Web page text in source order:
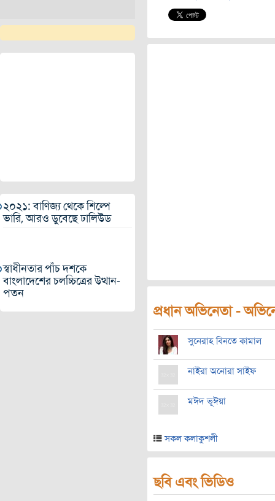
২০২১: বাণিজ্য থেকে শিল্পে
ভারি, আরও ডুবেছে ঢালিউড
স্বাধীনতার পাঁচ দশকে
বাংলাদেশের চলচ্চিত্রের উত্থান-
পতন
প্রধান অভিনেতা -
সুনেরাহ বিনতে কামাল
নাইরা অনোরা সাইফ
মঈদ ভূঈয়া
সকল কলাকুশলী
ছবি এবং ভিডিও